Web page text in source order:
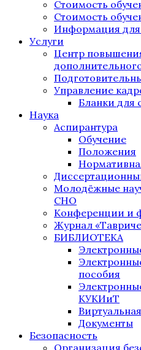
Стоимость
Стоимость
Информация
Услуги
Центр
Управление
Бланки для
Наука
Аспирантура
Обучение
Положения
Молодёжные
СНО
Конференции и
Журнал
БИБЛИОТЕКА
пособия
КУКИиТ
Документы
Безопасность
Организация